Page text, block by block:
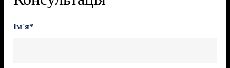
Ім`я*